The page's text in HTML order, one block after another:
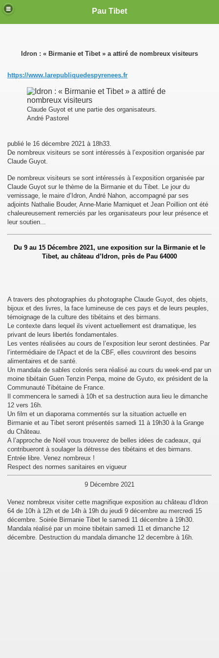
Pau Tibet
Idron : « Birmanie et Tibet » a attiré de nombreux visiteurs
https://www.larepubliquedespyrenees.fr
Claude Guyot et une partie des organisateurs.
André Pastorel
publié le 16 décembre 2021 à 18h33
De nombreux visiteurs se sont intéressés à l’exposition organisée par
Claude Guyot.
De nombreux visiteurs se sont intéressés à l’exposition organisée par
Claude Guyot sur le thème de la Birmanie et du Tibet. Le jour du
vernissage, le maire d’Idron, André Nahon, accompagné par ses
adjoints Nathalie Bouder, Anne-Marie Marniquet et Jean Poillion ont été
chaleureusement remerciés par les organisateurs pour leur présence et
leur soutien...
Du 9 au 15 Décembre 2021, une exposition sur la Birmanie et le
Tibet, au château d’Idron, près de Pau 64000
A travers des photographies du photographe Claude Guyot, des objets,
bijoux et des livres, la face lumineuse de ces pays et de leurs peuples,
témoignage de la culture des tibétains et des birmans.
Le contexte dans lequel ils vivent actuellement est dramatique, les
privant de leurs libertés fondamentales.
Les ventes réalisées au cours de l’exposition leur seront destinées. Par
l’intermédiaire de l'Apact et de la CBF, elles couvriront des besoins
alimentaires et de santé.
Un mandala de sables colorés sera réalisé au cours du week-end par un
moine tibétain Guen Tenzin Penpa, moine de Gyuto, ex président de la
Communauté Tibétaine de France.
Il commencera le samedi à 10h et sa destruction aura lieu le dimanche
12 vers 16h.
Un film et un diaporama commentés sur la situation actuelle en
Birmanie et au Tibet seront présentés samedi 11 à 19h30 à la Grange
du Château.
A l’approche de Noël vous trouverez de belles idées de cadeaux, qui
contribueront à soulager la détresse des tibétains et des birmans.
Entrée libre. Venez nombreux !
Respect des normes sanitaires en vigueur
9 Décembre 2021
Venez nombreux visiter cette magnifique exposition au château d’Idron
64 de 10h à 12h et de 14h à 19h du jeudi 9 décembre au mercredi 15
décembre. Soirée Birmanie Tibet le samedi 11 décembre à 19h30.
Mandala réalisé par un moine tibétain samedi 11 et dimanche 12
décembre. Destruction du mandala dimanche 12 decembre à 16h.
Drolma avec S.S. Dalaï Lama.